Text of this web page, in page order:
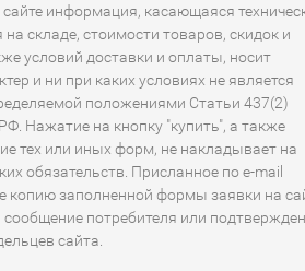
информация, касающаяся
на складе, стоимости товаров, скидок и
условий доставки и оплаты, носит
и ни при каких условиях не является
положениями Статьи 437(2)
Нажатие на кнопку "купить", а также
тех или иных форм, не накладывает на
обязательств. Присланное по e-mail
копию заполненной формы заявки на
сообщение потребителя или
сайта.